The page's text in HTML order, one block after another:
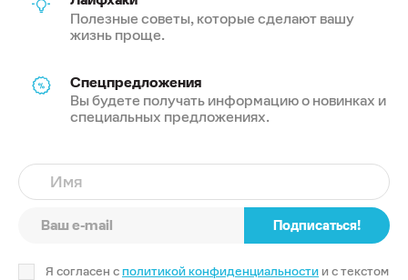
Полезные советы, которые сделают вашу
жизнь проще.
Спецпредложения
Вы будете получать информацию о новинках и
специальных предложениях.
Имя
Подписаться!
Я согласен с политикой конфиденциальности и с текстом